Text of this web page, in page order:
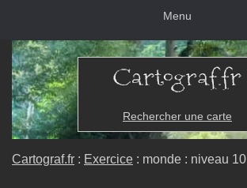
Menu
Rechercher une carte
Cartograf.fr : Exercice : monde : niveau 10